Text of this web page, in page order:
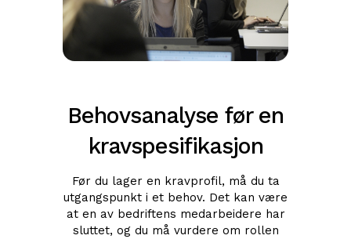
Behovsanalyse før en
kravspesifikasjon
Før du lager en kravprofil, må du ta
utgangspunkt i et behov. Det kan være
at en av bedriftens medarbeidere har
sluttet, og du må vurdere om rollen